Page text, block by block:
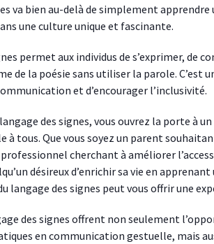
va bien au-delà de simplement apprendre
une culture unique et fascinante.
permet aux individus de s’exprimer, de
de la poésie sans utiliser la parole. C’est
et d’encourager l’inclusivité.
des signes, vous ouvrez la porte à
à tous. Que vous soyez un parent
cherchant à améliorer
désireux d’enrichir sa vie en
langage des signes peut vous offrir une
des signes offrent non seulement
en communication gestuelle, mais